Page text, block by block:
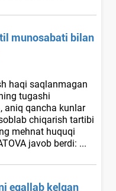
munosabati bilan
haqi saqlanmagan
tugashi
aniq qancha kunlar
chiqarish tartibi
mehnat huquqi
javob berdi: ...
egallab kelgan